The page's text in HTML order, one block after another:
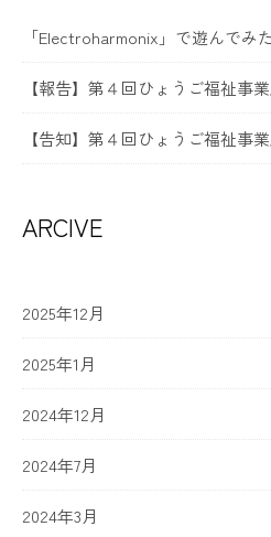
「Electroharmonix」で遊んでみ
【報告】第４回ひょうご福祉事
【告知】第４回ひょうご福祉事
ARCIVE
2025年12月
2025年1月
2024年12月
2024年7月
2024年3月